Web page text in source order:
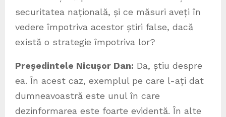
securitatea națională, și ce măsuri aveți în
vedere împotriva acestor știri false, dacă
există o strategie împotriva lor?
Președintele Nicușor Dan: Da, știu despre
ea. În acest caz, exemplul pe care l-ați dat
dumneavoastră este unul în care
dezinformarea este foarte evidentă. În alte